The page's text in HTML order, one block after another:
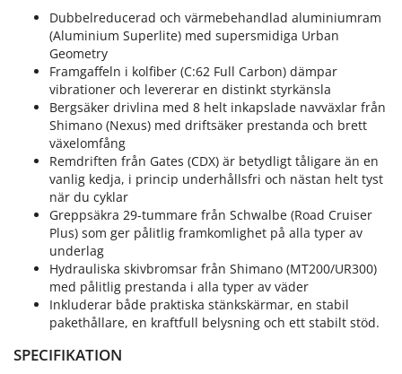
Dubbelreducerad och värmebehandlad aluminiumram
(Aluminium Superlite) med supersmidiga Urban
Geometry
Framgaffeln i kolfiber (C:62 Full Carbon) dämpar
vibrationer och levererar en distinkt styrkänsla
Bergsäker drivlina med 8 helt inkapslade navväxlar från
Shimano (Nexus) med driftsäker prestanda och brett
växelomfång
Remdriften från Gates (CDX) är betydligt tåligare än en
vanlig kedja, i princip underhållsfri och nästan helt tyst
när du cyklar
Greppsäkra 29-tummare från Schwalbe (Road Cruiser
Plus) som ger pålitlig framkomlighet på alla typer av
underlag
Hydrauliska skivbromsar från Shimano (MT200/UR300)
med pålitlig prestanda i alla typer av väder
Inkluderar både praktiska stänkskärmar, en stabil
pakethållare, en kraftfull belysning och ett stabilt stöd.
SPECIFIKATION